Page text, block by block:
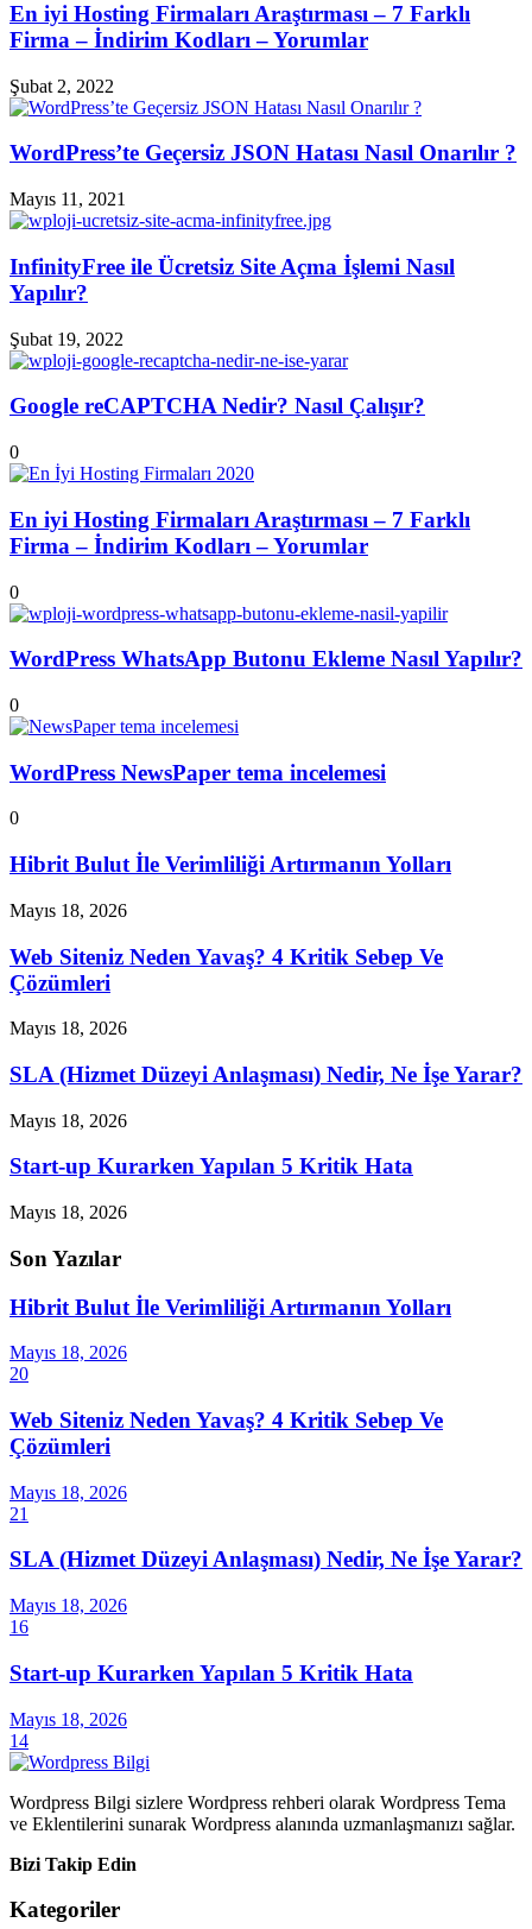
En iyi Hosting Firmaları Araştırması – 7 Farklı
Firma – İndirim Kodları – Yorumlar
Şubat 2, 2022
WordPress’te Geçersiz JSON Hatası Nasıl Onarılır ?
Mayıs 11, 2021
InfinityFree ile Ücretsiz Site Açma İşlemi Nasıl
Yapılır?
Şubat 19, 2022
Google reCAPTCHA Nedir? Nasıl Çalışır?
0
En iyi Hosting Firmaları Araştırması – 7 Farklı
Firma – İndirim Kodları – Yorumlar
0
WordPress WhatsApp Butonu Ekleme Nasıl Yapılır?
0
WordPress NewsPaper tema incelemesi
0
Hibrit Bulut İle Verimliliği Artırmanın Yolları
Mayıs 18, 2026
Web Siteniz Neden Yavaş? 4 Kritik Sebep Ve
Çözümleri
Mayıs 18, 2026
SLA (Hizmet Düzeyi Anlaşması) Nedir, Ne İşe Yarar?
Mayıs 18, 2026
Start-up Kurarken Yapılan 5 Kritik Hata
Mayıs 18, 2026
Son Yazılar
Hibrit Bulut İle Verimliliği Artırmanın Yolları
Mayıs 18, 2026
20
Web Siteniz Neden Yavaş? 4 Kritik Sebep Ve
Çözümleri
Mayıs 18, 2026
21
SLA (Hizmet Düzeyi Anlaşması) Nedir, Ne İşe Yarar?
Mayıs 18, 2026
16
Start-up Kurarken Yapılan 5 Kritik Hata
Mayıs 18, 2026
14
Wordpress Bilgi sizlere Wordpress rehberi olarak Wordpress Tema
ve Eklentilerini sunarak Wordpress alanında uzmanlaşmanızı sağlar.
Bizi Takip Edin
Kategoriler